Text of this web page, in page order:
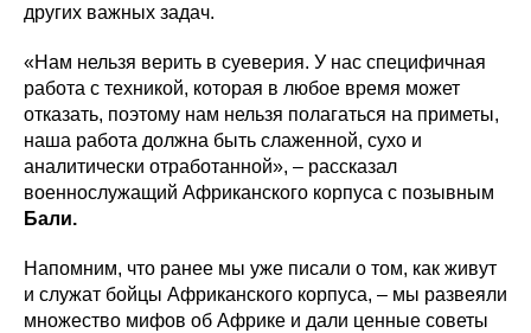
других важных задач.
«Нам нельзя верить в суеверия. У нас специфичная
работа с техникой, которая в любое время может
отказать, поэтому нам нельзя полагаться на приметы,
наша работа должна быть слаженной, сухо и
аналитически отработанной», – рассказал
военнослужащий Африканского корпуса с позывным
Бали.
Напомним, что ранее мы уже писали о том, как живут
и служат бойцы Африканского корпуса, – мы развеяли
множество мифов об Африке и дали ценные советы